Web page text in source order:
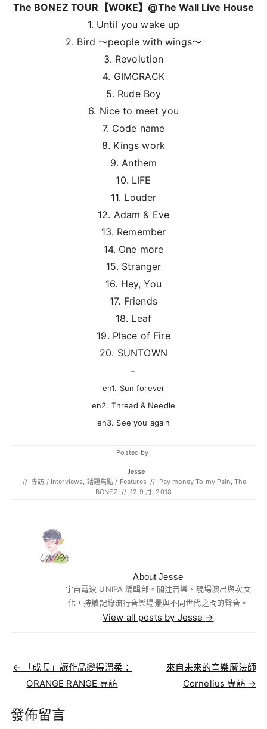
The BONEZ TOUR【WOKE】@The Wall Live House
1. Until you wake up
2. Bird ～people with wings～
3. Revolution
4. GIMCRACK
5. Rude Boy
6. Nice to meet you
7. Code name
8. Kings work
9. Anthem
10. LIFE
11. Louder
12. Adam & Eve
13. Remember
14. One more
15. Stranger
16. Hey, You
17. Friends
18. Leaf
19. Place of Fire
20. SUNTOWN
–
en1. Sun forever
en2. Thread & Needle
en3. See you again
Posted by:
Jesse
// 專訪 / Interviews 話題焦點 / Features // Pay money To my Pain The
BONEZ // 12 9 月, 2018
About Jesse
宇宙電波 UNIPA 編輯部。關注音樂、現場演出與次文
化，持續記錄流行音樂場景與不同世代之間的聲音。
View all posts by Jesse →
Post navigation
← 「成長」讓作品變得溫柔：
ORANGE RANGE 專訪
來自未來的音樂魔法師
Cornelius 專訪 →
發佈留言